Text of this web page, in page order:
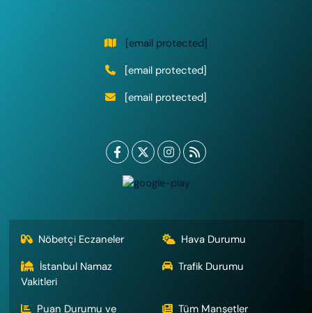
[email protected]
[email protected]
[email protected]
Nöbetçi Eczaneler
Hava Durumu
İstanbul Namaz
Vakitleri
Trafik Durumu
Puan Durumu ve Tüm Manşetler